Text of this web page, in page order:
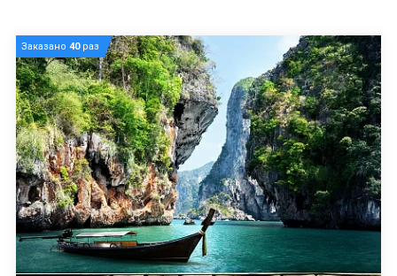
Заказано 40раз